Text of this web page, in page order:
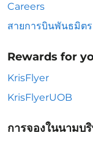
Careers
สายการบินพันธมิตร
Rewards for
KrisFlyer
KrisFlyerUOB
การจองในนามบ